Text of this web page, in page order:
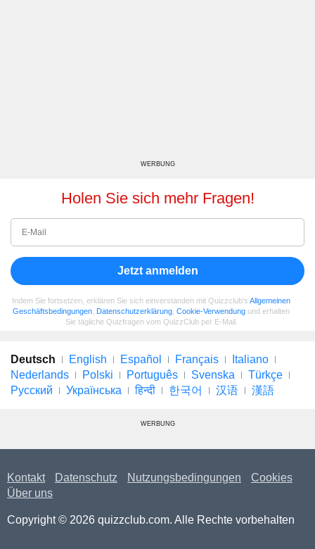
WERBUNG
Holen Sie sich mehr Fragen!
Jetzt anmelden
Indem Sie fortsetzen, erklären Sie sich einverstanden mit Quizzclub's Allgemeinen
Geschäftsbedingungen Datenschutzerklärung Cookie-Verwendung und erhalten
Sie tägliche Quizfragen vom QuizzClub per E-Mail.
Deutsch English Español Français
Italiano
Nederlands
Polski Português Svenska
Türkçe
Русский
Українська हिन्दी 한국어 汉语 漢語
WERBUNG
Kontakt Datenschutz Nutzungsbedingungen
Cookies
Über uns
Copyright © 2026 quizzclub.com. Alle Rechte vorbehalten